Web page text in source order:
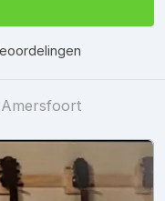
Amersfoort